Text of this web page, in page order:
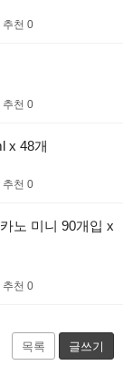
추천 0
추천 0
x 48개
추천 0
노 미니 90개입 x
추천 0
목록 글쓰기